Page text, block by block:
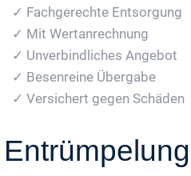
✓ Fachgerechte Entsorgung
✓ Mit Wertanrechnung
✓ Unverbindliches Angebot
✓ Besenreine Übergabe
✓ Versichert gegen Schäden
Entrümpelung